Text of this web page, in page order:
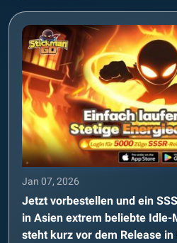
Jan 07, 2026
Jetzt vorbestellen und ein
in Asien extrem beliebte Idle-
steht kurz vor dem Release in